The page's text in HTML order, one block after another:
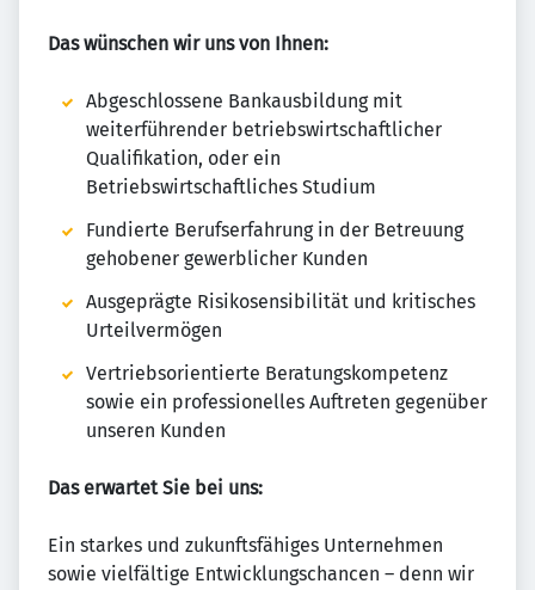
Das wünschen wir uns von Ihnen:
Abgeschlossene Bankausbildung mit
weiterführender betriebswirtschaftlicher
Qualifikation, oder ein
Betriebswirtschaftliches Studium
Fundierte Berufserfahrung in der Betreuung
gehobener gewerblicher Kunden
Ausgeprägte Risikosensibilität und kritisches
Urteilvermögen
Vertriebsorientierte Beratungskompetenz
sowie ein professionelles Auftreten gegenüber
unseren Kunden
Das erwartet Sie bei uns:
Ein starkes und zukunftsfähiges Unternehmen
sowie vielfältige Entwicklungschancen – denn wir